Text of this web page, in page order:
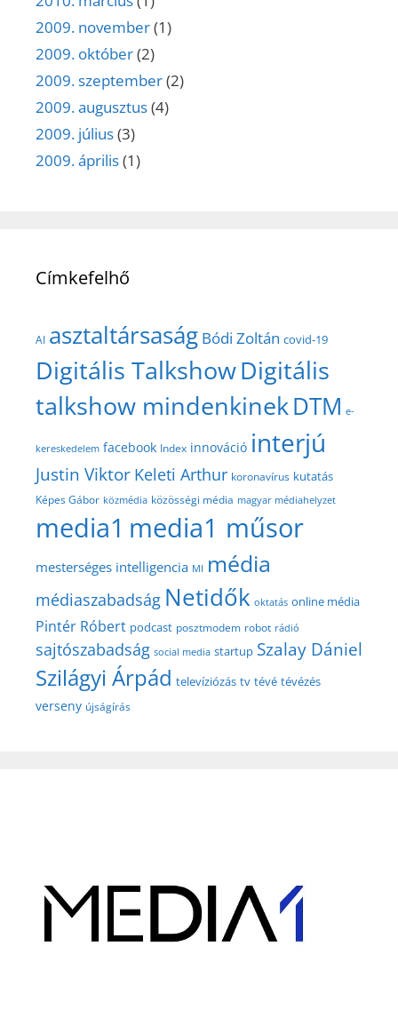
2009. november(1)
2009. október(2)
2009. szeptember(2)
2009. augusztus(4)
2009. július(3)
2009. április(1)
Címkefelhő
AI asztaltársaság Bódi Zoltán covid-19
Digitális TalkshowDigitális
talkshow mindenkinekDTM e-
kereskedelem facebook Index innováció interjú
Justin Viktor Keleti Arthur koronavírus kutatás
Képes Gábor közmédia közösségi média magyar médiahelyzet
media1 media1 műsor
mesterséges intelligencia MI média
médiaszabadság Netidők oktatás online média
Pintér Róbert podcast posztmodem robot rádió
sajtószabadság social media startup Szalay Dániel
Szilágyi Árpád televíziózás tv tévé tévézés
verseny újságírás